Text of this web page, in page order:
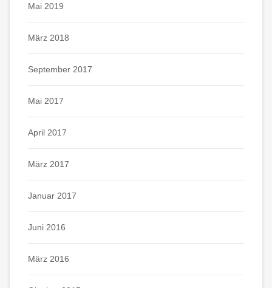
Mai 2019
März 2018
September 2017
Mai 2017
April 2017
März 2017
Januar 2017
Juni 2016
März 2016